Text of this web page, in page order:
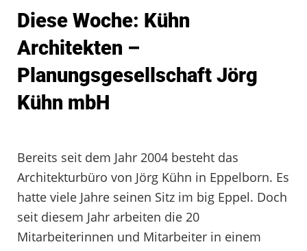
Diese Woche: Kühn
Architekten –
Planungsgesellschaft Jörg
Kühn mbH
Bereits seit dem Jahr 2004 besteht das
Architekturbüro von Jörg Kühn in Eppelborn. Es
hatte viele Jahre seinen Sitz im big Eppel. Doch
seit diesem Jahr arbeiten die 20
Mitarbeiterinnen und Mitarbeiter in einem